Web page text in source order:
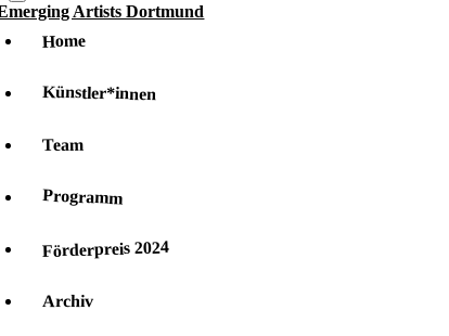
Home
Künstler*innen
Team
Programm
Förderpreis 2024
Archiv